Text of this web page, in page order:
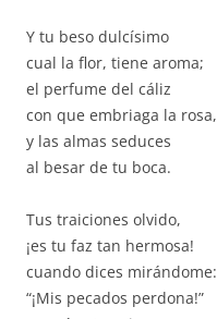
Y tu beso dulcísimo
cual la flor, tiene aroma;
el perfume del cáliz
con que embriaga la rosa,
y las almas seduces
al besar de tu boca.
Tus traiciones olvido,
¡es tu faz tan hermosa!
cuando dices mirándome:
“¡Mis pecados perdona!”